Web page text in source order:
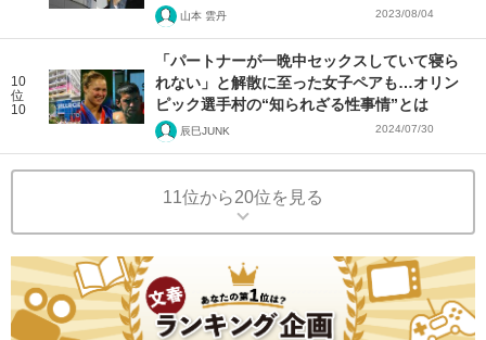
山本 雲丹 2023/08/04
10
位
10
「パートナーが一晩中セックスしていて寝ら
れない」と解散に至った女子ペアも…オリン
ピック選手村の“知られざる性事情”とは
辰巳JUNK 2024/07/30
11位から20位を見る